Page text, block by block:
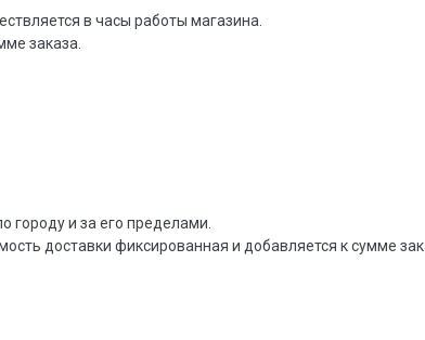
в часы работы магазина.
заказа.
городу и за его пределами.
доставки фиксированная и добавляется к сумме